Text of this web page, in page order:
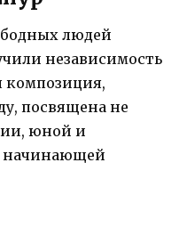
людей
независимость
композиция,
посвящена не
юной и
начинающей